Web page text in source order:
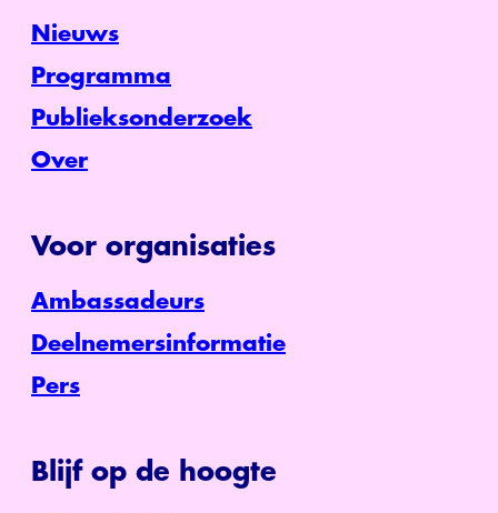
Nieuws
Programma
Publieksonderzoek
Over
Voor organisaties
Ambassadeurs
Deelnemersinformatie
Pers
Blijf op de hoogte